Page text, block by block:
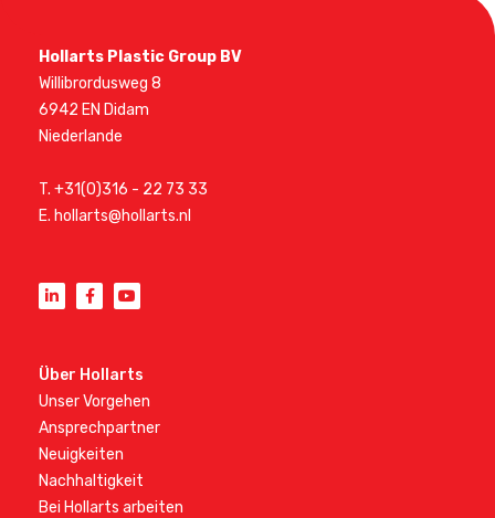
Hollarts Plastic Group BV
Willibrordusweg 8
6942 EN Didam
Niederlande
T. +31(0)316 - 22 73 33
E. hollarts@hollarts.nl
Über Hollarts
Unser Vorgehen
Ansprechpartner
Neuigkeiten
Nachhaltigkeit
Bei Hollarts arbeiten